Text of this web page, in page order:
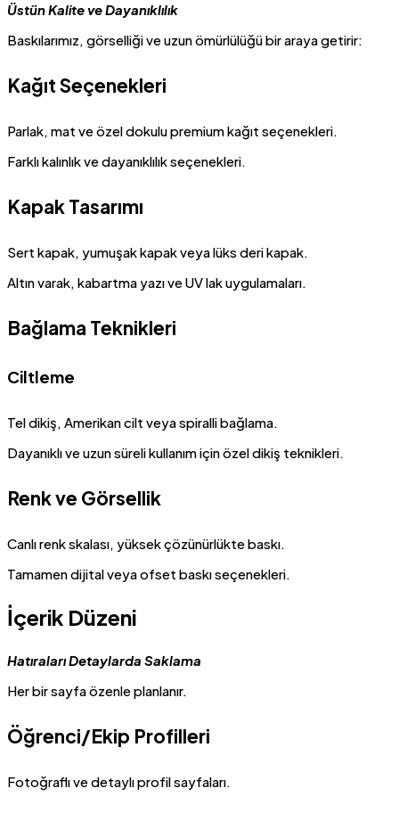
Üstün Kalite ve Dayanıklılık
Baskılarımız, görselliği ve uzun ömürlülüğü bir araya getirir:
Kağıt Seçenekleri
Parlak, mat ve özel dokulu premium kağıt seçenekleri.
Farklı kalınlık ve dayanıklılık seçenekleri.
Kapak Tasarımı
Sert kapak, yumuşak kapak veya lüks deri kapak.
Altın varak, kabartma yazı ve UV lak uygulamaları.
Bağlama Teknikleri
Ciltleme
Tel dikiş, Amerikan cilt veya spiralli bağlama.
Dayanıklı ve uzun süreli kullanım için özel dikiş teknikleri.
Renk ve Görsellik
Canlı renk skalası, yüksek çözünürlükte baskı.
Tamamen dijital veya ofset baskı seçenekleri.
İçerik Düzeni
Hatıraları Detaylarda Saklama
Her bir sayfa özenle planlanır.
Öğrenci/Ekip Profilleri
Fotoğraflı ve detaylı profil sayfaları.